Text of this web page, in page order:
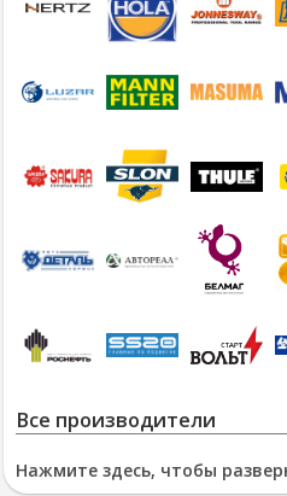
Все производители
Нажмите здесь, чтобы